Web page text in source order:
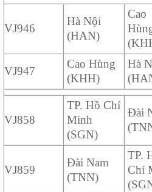
VJ946
Hà Nội
(HAN)
Cao
VJ947
Cao Hùng
(KHH)
Hà
VJ858
TP. Hồ Chí
Minh
(SGN)
Đài
VJ859
Đài Nam
(TNN)
TP.
Chí